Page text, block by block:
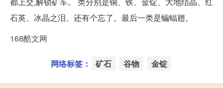
石英、冰晶之泪、还有个忘了。最后一类是蝙蝠翅。
168酷文网
网络标签： 矿石 谷物 金锭